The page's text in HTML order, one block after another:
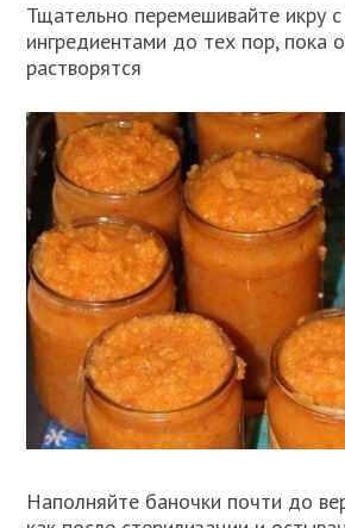
Тщательно перемешивайте икру
ингредиентами до тех пор, пока
растворятся
Наполняйте баночки почти до